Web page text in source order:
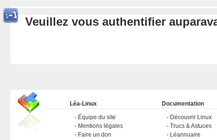
Veuillez vous authentifier
Léa-Linux
Équipe du site
Mentions légales
Faire un don
Documentation
Découvrir Linux
Trucs & Astuces
Léannuaire